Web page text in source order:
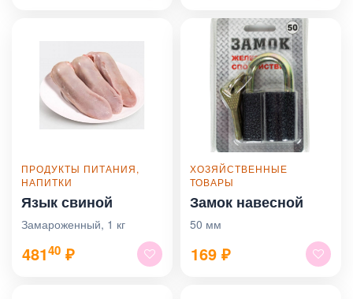
ПРОДУКТЫ ПИТАНИЯ,
НАПИТКИ
Язык свиной
Замароженный, 1 кг
48140 ₽
ХОЗЯЙСТВЕННЫЕ
ТОВАРЫ
Замок навесной
50 мм
169 ₽